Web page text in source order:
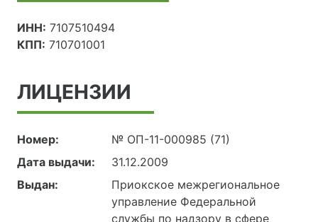
ИНН: 7107510494
КПП: 710701001
ЛИЦЕНЗИИ
Номер:
№ ОП-11-000985 (71)
Дата выдачи:
31.12.2009
Выдан:
Приокское межрегиональное
управление Федеральной
службы по надзору в сфере